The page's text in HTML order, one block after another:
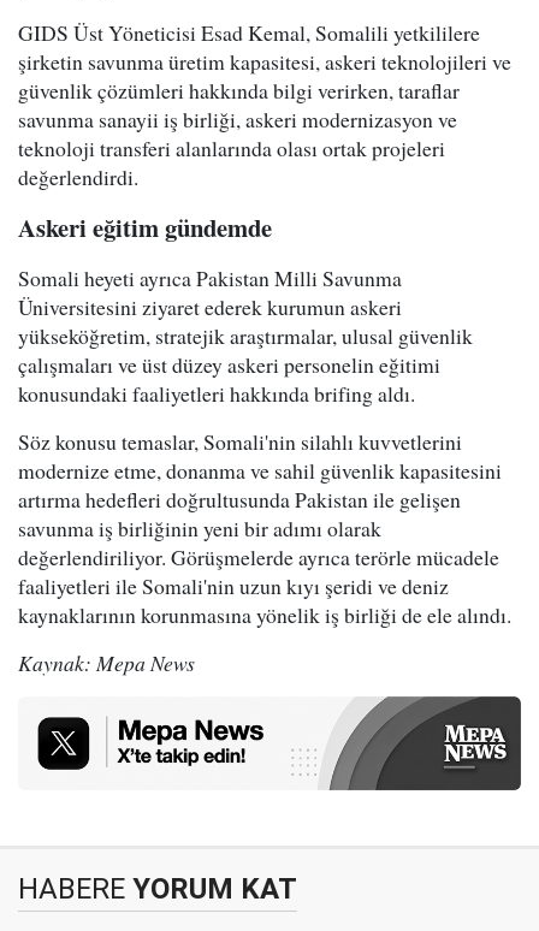
GIDS Üst Yöneticisi Esad Kemal, Somalili yetkililere
şirketin savunma üretim kapasitesi, askeri teknolojileri ve
güvenlik çözümleri hakkında bilgi verirken, taraflar
savunma sanayii iş birliği, askeri modernizasyon ve
teknoloji transferi alanlarında olası ortak projeleri
değerlendirdi.
Askeri eğitim gündemde
Somali heyeti ayrıca Pakistan Milli Savunma
Üniversitesini ziyaret ederek kurumun askeri
yükseköğretim, stratejik araştırmalar, ulusal güvenlik
çalışmaları ve üst düzey askeri personelin eğitimi
konusundaki faaliyetleri hakkında brifing aldı.
Söz konusu temaslar, Somali'nin silahlı kuvvetlerini
modernize etme, donanma ve sahil güvenlik kapasitesini
artırma hedefleri doğrultusunda Pakistan ile gelişen
savunma iş birliğinin yeni bir adımı olarak
değerlendiriliyor. Görüşmelerde ayrıca terörle mücadele
faaliyetleri ile Somali'nin uzun kıyı şeridi ve deniz
kaynaklarının korunmasına yönelik iş birliği de ele alındı.
Kaynak: Mepa News
HABERE YORUM KAT